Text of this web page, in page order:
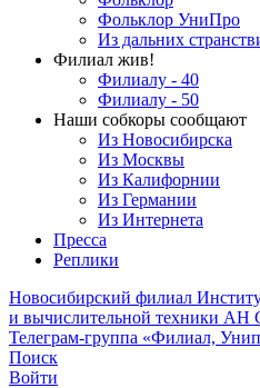
Фольклор УниПро
Из дальних
Филиал жив!
Филиалу - 40
Филиалу - 50
Наши собкоры сообщают
Из Новосибирска
Из Москвы
Из Калифорнии
Из Германии
Из Интернета
Пресса
Реплики
Новосибирский филиал
и вычислительной техники
Телеграм-группа «Филиал,
Поиск
Войти